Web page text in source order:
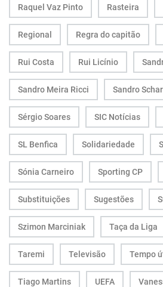
Raquel Vaz Pinto Rasteira
Regional Regra do capitão
Rui Costa Rui Licínio
Sandro Meira Ricci Sandro
Sérgio Soares SIC Notícias
SL Benfica Solidariedade
Sónia Carneiro Sporting CP
Substituições Sugestões
Szimon Marciniak Taça da Liga
Taremi Televisão Tempo
Tiago Martins UEFA